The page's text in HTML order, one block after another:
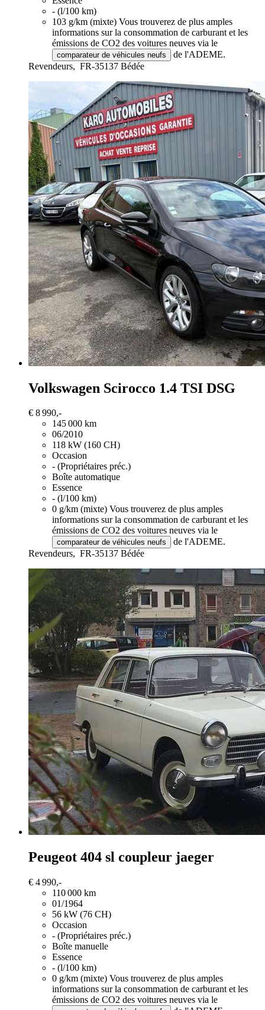
- (l/100 km)
103 g/km (mixte) Vous trouverez de plus amples
informations sur la consommation de carburant et les
émissions de CO2 des voitures neuves via le
comparateur de véhicules neufs
de l'ADEME.
Revendeurs, FR-35137 Bédée
Volkswagen Scirocco 1.4 TSI DSG
€ 8 990,-
145 000 km
06/2010
118 kW (160 CH)
Occasion
- (Propriétaires préc.)
Boîte automatique
Essence
- (l/100 km)
0 g/km (mixte) Vous trouverez de plus amples
informations sur la consommation de carburant et les
émissions de CO2 des voitures neuves via le
comparateur de véhicules neufs
de l'ADEME.
Revendeurs, FR-35137 Bédée
Peugeot 404 sl coupleur jaeger
€ 4 990,-
110 000 km
01/1964
56 kW (76 CH)
Occasion
- (Propriétaires préc.)
Boîte manuelle
Essence
- (l/100 km)
0 g/km (mixte) Vous trouverez de plus amples
informations sur la consommation de carburant et les
émissions de CO2 des voitures neuves via le